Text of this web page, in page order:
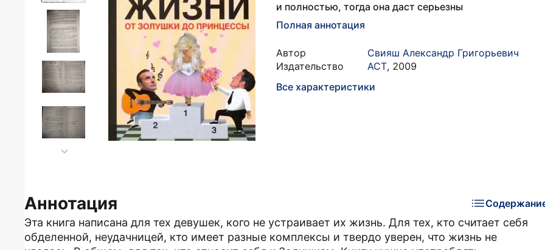
и полностью, тогда она даст серьезны
Полная аннотация
Автор
Свияш Александр Григорьевич
Издательство
АСТ, 2009
Все характеристики
Аннотация
Эта книга написана для тех девушек, кого не устраивает их жизнь. Для тех, кто считает себя
обделенной, неудачницей, кто имеет разные комплексы и твердо уверен, что жизнь не